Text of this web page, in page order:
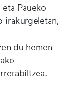
Paueko
irakurgeletan,
du hemen